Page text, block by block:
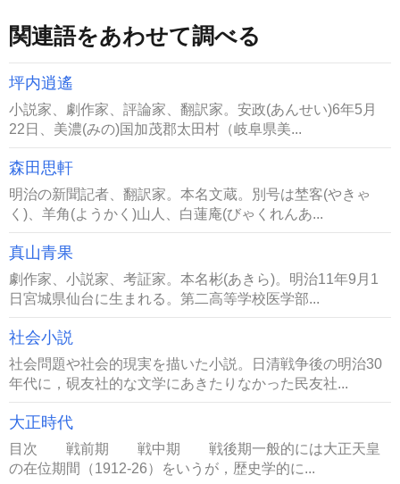
関連語をあわせて調べる
坪内逍遙
小説家、劇作家、評論家、翻訳家。安政(あんせい)6年5月
22日、美濃(みの)国加茂郡太田村（岐阜県美...
森田思軒
明治の新聞記者、翻訳家。本名文蔵。別号は埜客(やきゃ
く)、羊角(ようかく)山人、白蓮庵(びゃくれんあ...
真山青果
劇作家、小説家、考証家。本名彬(あきら)。明治11年9月1
日宮城県仙台に生まれる。第二高等学校医学部...
社会小説
社会問題や社会的現実を描いた小説。日清戦争後の明治30
年代に，硯友社的な文学にあきたりなかった民友社...
大正時代
目次 戦前期 戦中期 戦後期一般的には大正天皇
の在位期間（1912-26）をいうが，歴史学的に...